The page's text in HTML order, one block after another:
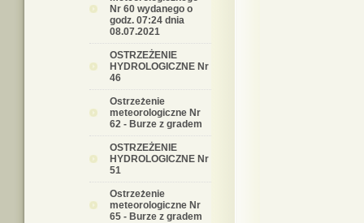
Nr 60 wydanego o
godz. 07:24 dnia
08.07.2021
OSTRZEŻENIE
HYDROLOGICZNE Nr
46
Ostrzeżenie
meteorologiczne Nr
62 - Burze z gradem
OSTRZEŻENIE
HYDROLOGICZNE Nr
51
Ostrzeżenie
meteorologiczne Nr
65 - Burze z gradem